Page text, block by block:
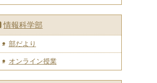
情報科学部
部だより
オンライン授業